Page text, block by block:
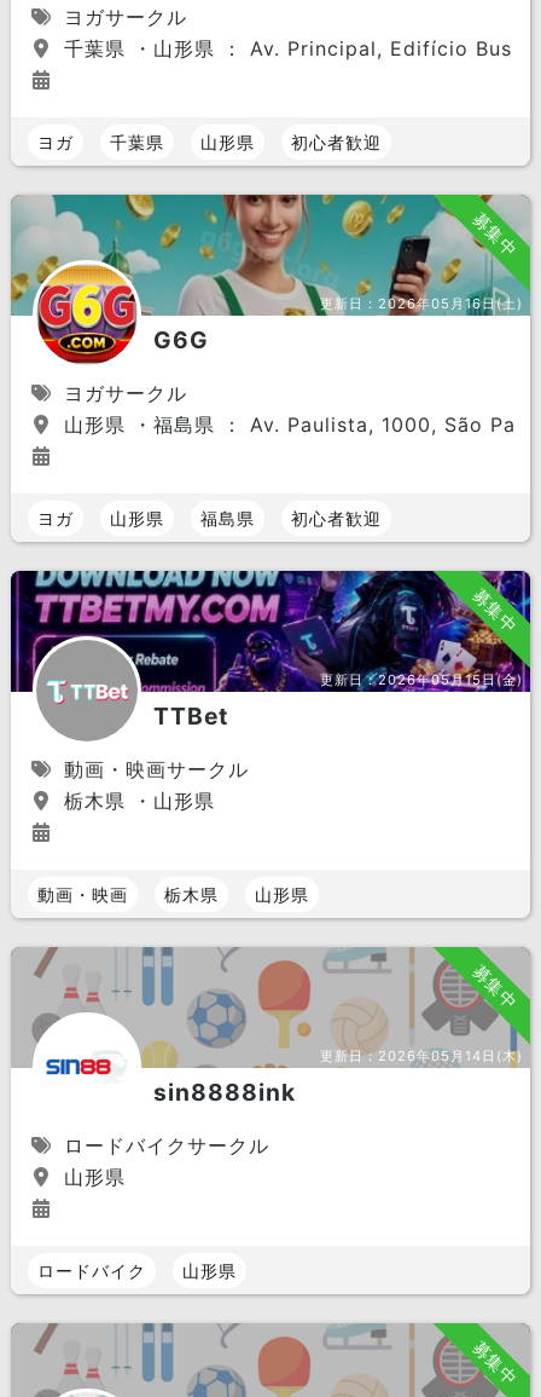
ヨガサークル
千葉県 ・山形県 ： Av. Principal, Edifício
ヨガ 千葉県 山形県 初心者歓迎
募集中
更新日：2026年05月16日(土)
G6G
ヨガサークル
山形県 ・福島県 ： Av. Paulista, 1000, São
ヨガ 山形県 福島県 初心者歓迎
募集中
更新日：2026年05月15日(金)
TTBet
動画・映画サークル
栃木県 ・山形県
動画・映画 栃木県 山形県
募集中
更新日： 2026年05月14日(木)
sin8888ink
ロードバイクサークル
山形県
ロードバイク 山形県
募集中